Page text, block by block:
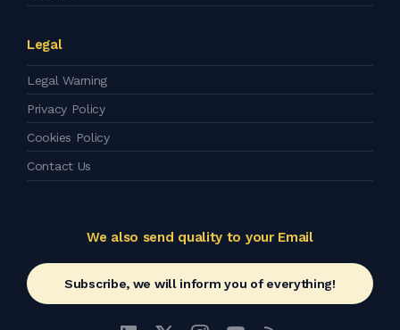
Legal
Legal Warning
Privacy Policy
Cookies Policy
Contact Us
We also send quality to your Email
Subscribe, we will inform you of everything!